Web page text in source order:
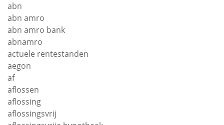
abn
abn amro
abn amro bank
abnamro
actuele rentestanden
aegon
af
aflossen
aflossing
aflossingsvrij